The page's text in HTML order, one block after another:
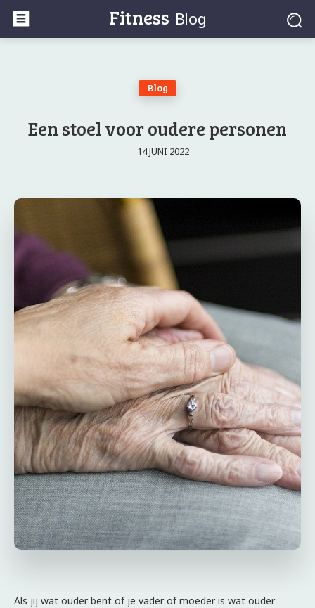
Fitness Blog
Blog
Een stoel voor oudere personen
14 JUNI 2022
Als jij wat ouder bent of je vader of moeder is wat ouder